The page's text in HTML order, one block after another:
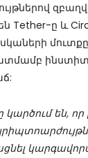
Tether-ը և
մուտքը
են, որ